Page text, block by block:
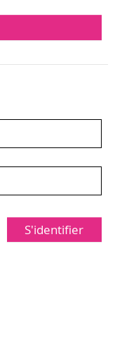
S'identifier